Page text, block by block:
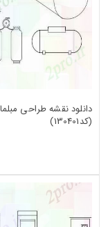
دانلود نقشه طراحی
(کد130401)